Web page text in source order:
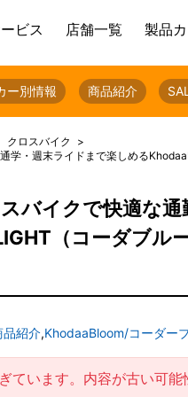
ビス 店舗一覧 製品
ー別情報 商品紹介
クロスバイク
学・週末ライドまで楽しめる
バイクで快適な
（コーダブル
品紹介,KhodaaBloom/コーダー
ています。内容が古い可